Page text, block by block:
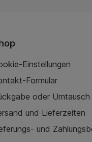
Einstellungen
Formular
oder Umtausch
und Lieferzeiten
und